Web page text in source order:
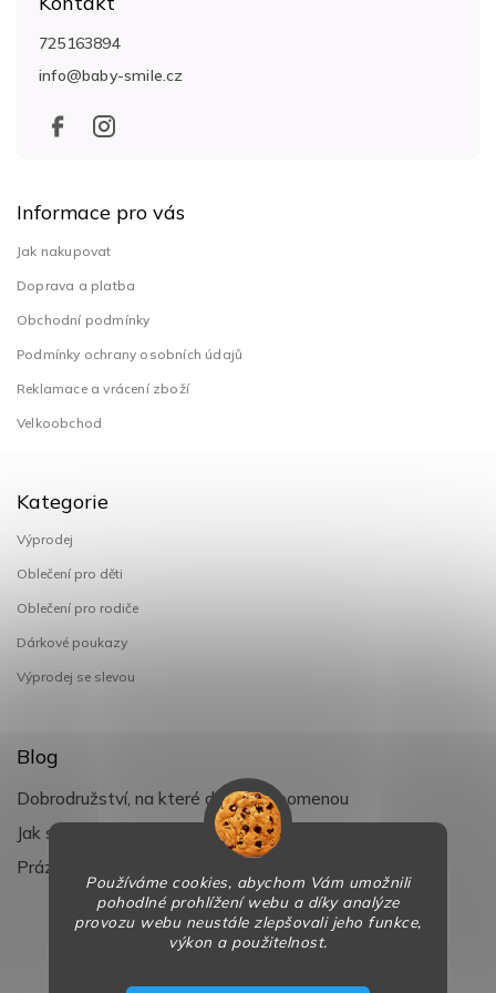
Používáme cookies, abychom Vám umožnili
pohodlné prohlížení webu a díky analýze
provozu webu neustále zlepšovali jeho funkce,
výkon a použitelnost.
info@baby-smile.cz
725163894
Informace pro vás
Jak nakupovat
Doprava a platba
Obchodní podmínky
Podmínky ochrany osobních údajů
Reklamace a vrácení zboží
Velkoobchod
Kategorie
Výprodej
Oblečení pro děti
Oblečení pro rodiče
Dárkové poukazy
Výprodej se slevou
Blog
Dobrodružství, na které děti nezapomenou
Jak si užít léto s dětmi naplno
Prázdniny klepou na dveře
BaBy-smile.cz. Všechna práva vyhrazena.